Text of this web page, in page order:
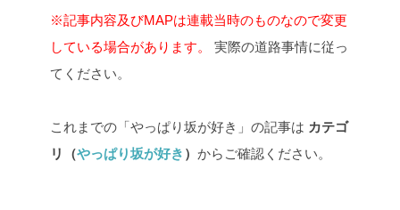
※記事内容及びMAPは連載当時のものなので変更
している場合があります。
実際の道路事情に従っ
てください。
これまでの「やっぱり坂が好き」の記事は カテゴ
リ（やっぱり坂が好き ） からご確認ください。